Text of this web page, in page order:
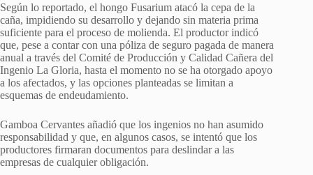
Según lo reportado, el hongo Fusarium atacó la cepa de la
caña, impidiendo su desarrollo y dejando sin materia prima
suficiente para el proceso de molienda. El productor indicó
que, pese a contar con una póliza de seguro pagada de manera
anual a través del Comité de Producción y Calidad Cañera del
Ingenio La Gloria, hasta el momento no se ha otorgado apoyo
a los afectados, y las opciones planteadas se limitan a
esquemas de endeudamiento.
Gamboa Cervantes añadió que los ingenios no han asumido
responsabilidad y que, en algunos casos, se intentó que los
productores firmaran documentos para deslindar a las
empresas de cualquier obligación.